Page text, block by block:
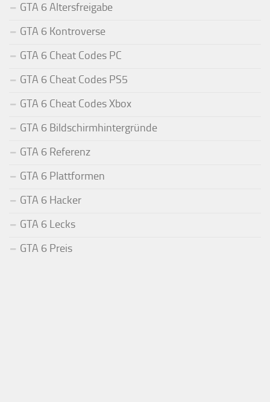
GTA 6 Altersfreigabe
GTA 6 Kontroverse
GTA 6 Cheat Codes PC
GTA 6 Cheat Codes PS5
GTA 6 Cheat Codes Xbox
GTA 6 Bildschirmhintergründe
GTA 6 Referenz
GTA 6 Plattformen
GTA 6 Hacker
GTA 6 Lecks
GTA 6 Preis